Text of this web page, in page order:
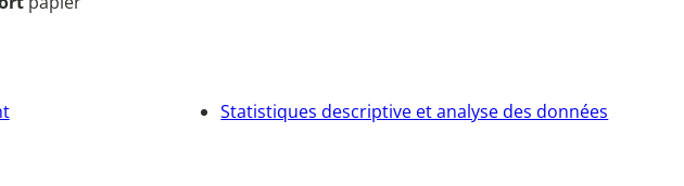
Statistiques descriptive et analyse des données